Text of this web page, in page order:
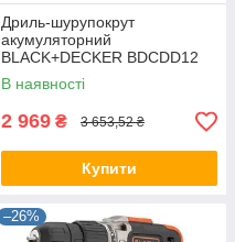
Дриль-шурупокрут
акумуляторний
BLACK+DECKER BDCDD12
В наявності
2 969 ₴ 3 653,52 ₴
Купити
–26%